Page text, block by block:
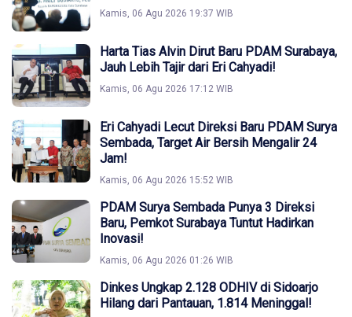
Kamis, 06 Agu 2026 19:37 WIB
Harta Tias Alvin Dirut Baru PDAM Surabaya,
Jauh Lebih Tajir dari Eri Cahyadi!
Kamis, 06 Agu 2026 17:12 WIB
Eri Cahyadi Lecut Direksi Baru PDAM Surya
Sembada, Target Air Bersih Mengalir 24
Jam!
Kamis, 06 Agu 2026 15:52 WIB
PDAM Surya Sembada Punya 3 Direksi
Baru, Pemkot Surabaya Tuntut Hadirkan
Inovasi!
Kamis, 06 Agu 2026 01:26 WIB
Dinkes Ungkap 2.128 ODHIV di Sidoarjo
Hilang dari Pantauan, 1.814 Meninggal!